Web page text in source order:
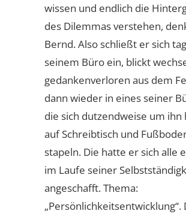
wissen und endlich die
des Dilemmas verstehen,
Bernd. Also schließt er sich
seinem Büro ein, blickt
gedankenverloren aus dem
dann wieder in eines seiner
die sich dutzendweise um ihn
auf Schreibtisch und
stapeln. Die hatte er sich alle
im Laufe seiner
angeschafft. Thema:
„Persönlichkeitsentwicklung“.